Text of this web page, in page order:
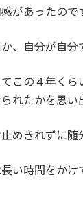
があったので
か、自分が自
てこの４年く
れたかを思
めきれずに随
い時間をかけ